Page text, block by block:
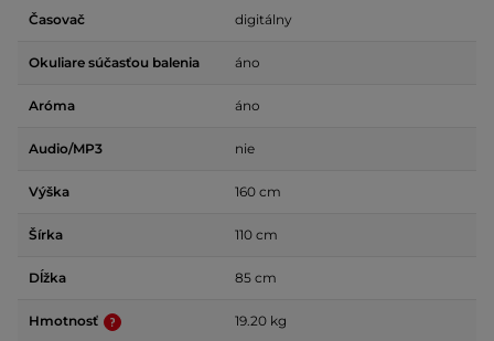
Časovač digitálny
Okuliare súčasťou balenia áno
Aróma áno
Audio/MP3 nie
Výška 160 cm
Šírka 110 cm
Dĺžka 85 cm
Hmotnosť 19.20 kg